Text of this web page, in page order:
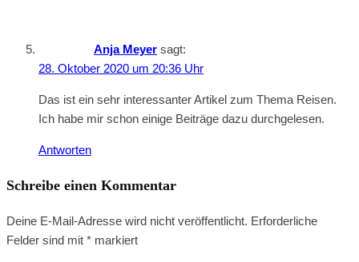
Anja Meyer sagt:
28. Oktober 2020 um 20:36 Uhr
Das ist ein sehr interessanter Artikel zum Thema Reisen.
Ich habe mir schon einige Beiträge dazu durchgelesen.
Antworten
Schreibe einen Kommentar
Deine E-Mail-Adresse wird nicht veröffentlicht. Erforderliche
Felder sind mit * markiert